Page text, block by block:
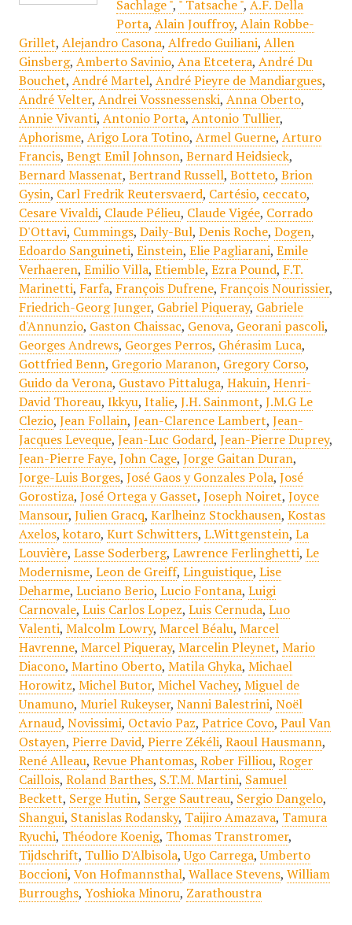
Sachlage ", " Tatsache ", A.F. Della
Porta, Alain Jouffroy, Alain Robbe-
Grillet, Alejandro Casona, Alfredo Guiliani, Allen
Ginsberg, Amberto Savinio, Ana Etcetera, André Du
Bouchet, André Martel, André Pieyre de Mandiargues,
André Velter, Andrei Vossnessenski, Anna Oberto,
Annie Vivanti, Antonio Porta, Antonio Tullier,
Aphorisme, Arigo Lora Totino, Armel Guerne, Arturo
Francis, Bengt Emil Johnson, Bernard Heidsieck,
Bernard Massenat, Bertrand Russell, Botteto, Brion
Gysin, Carl Fredrik Reutersvaerd, Cartésio, ceccato,
Cesare Vivaldi, Claude Pélieu, Claude Vigée, Corrado
D'Ottavi, Cummings, Daily-Bul, Denis Roche, Dogen,
Edoardo Sanguineti, Einstein, Elie Pagliarani, Emile
Verhaeren, Emilio Villa, Etiemble, Ezra Pound, F.T.
Marinetti, Farfa, François Dufrene, François Nourissier,
Friedrich-Georg Junger, Gabriel Piqueray, Gabriele
d'Annunzio, Gaston Chaissac, Genova, Georani pascoli,
Georges Andrews, Georges Perros, Ghérasim Luca,
Gottfried Benn, Gregorio Maranon, Gregory Corso,
Guido da Verona, Gustavo Pittaluga, Hakuin, Henri-
David Thoreau, Ikkyu, Italie, J.H. Sainmont, J.M.G Le
Clezio, Jean Follain, Jean-Clarence Lambert, Jean-
Jacques Leveque, Jean-Luc Godard, Jean-Pierre Duprey,
Jean-Pierre Faye, John Cage, Jorge Gaitan Duran,
Jorge-Luis Borges, José Gaos y Gonzales Pola, José
Gorostiza, José Ortega y Gasset, Joseph Noiret, Joyce
Mansour, Julien Gracq, Karlheinz Stockhausen, Kostas
Axelos,kotaro, Kurt Schwitters, L.Wittgenstein, La
Louvière, Lasse Soderberg, Lawrence Ferlinghetti, Le
Modernisme, Leon de Greiff, Linguistique, Lise
Deharme, Luciano Berio, Lucio Fontana, Luigi
Carnovale, Luis Carlos Lopez, Luis Cernuda, Luo
Valenti, Malcolm Lowry, Marcel Béalu, Marcel
Havrenne, Marcel Piqueray, Marcelin Pleynet, Mario
Diacono, Martino Oberto, Matila Ghyka, Michael
Horowitz, Michel Butor, Michel Vachey, Miguel de
Unamuno, Muriel Rukeyser, Nanni Balestrini, Noël
Arnaud, Novissimi, Octavio Paz, Patrice Covo, Paul Van
Ostayen, Pierre David, Pierre Zékéli, Raoul Hausmann,
René Alleau, Revue Phantomas, Rober Filliou, Roger
Caillois, Roland Barthes, S.T.M. Martini, Samuel
Beckett, Serge Hutin, Serge Sautreau, Sergio Dangelo,
Shangui, Stanislas Rodansky, Taijiro Amazava, Tamura
Ryuchi, Théodore Koenig, Thomas Transtromer,
Tijdschrift, Tullio D'Albisola,Ugo Carrega,Umberto
Boccioni, Von Hofmannsthal, Wallace Stevens, William
Burroughs, Yoshioka Minoru, Zarathoustra